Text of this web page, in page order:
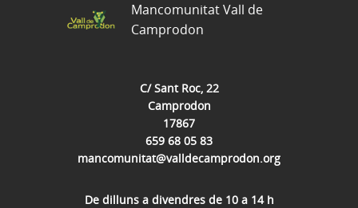
C/ Sant Roc, 22
Camprodon
17867
659 68 05 83
mancomunitat@valldecamprodon.org
De dilluns a divendres de 10 a 14 h
Mancomunitat Vall de
Camprodon